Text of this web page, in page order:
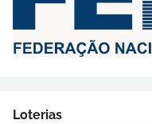
Loterias